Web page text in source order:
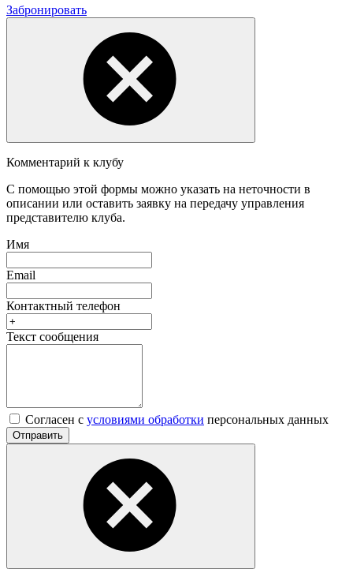
Забронировать
Комментарий к клубу
С помощью этой формы можно указать на неточности в
описании или оставить заявку на передачу управления
представителю клуба.
Имя
Email
Контактный телефон
Текст сообщения
Согласен с условиями обработки персональных данных
Отправить